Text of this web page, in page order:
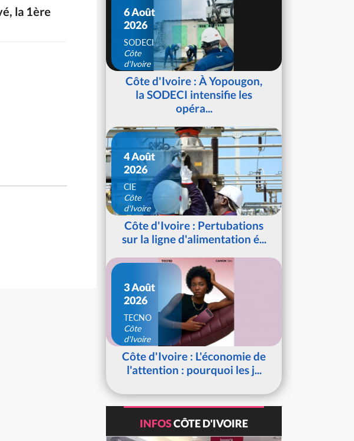
la 1ère
6 Août
2026
SODECI
Côte
d'Ivoire
Côte d'Ivoire : À Yopougon,
la SODECI intensifie les
opéra...
4 Août
2026
CIE
Côte
d'Ivoire
Côte d'Ivoire : Pertubations
sur la ligne d'alimentation é...
3 Août
2026
TECNO
Côte
d'Ivoire
Côte d'Ivoire : L'économie de
l'attention : pourquoi les j...
INFOSCÔTE D'IVOIRE